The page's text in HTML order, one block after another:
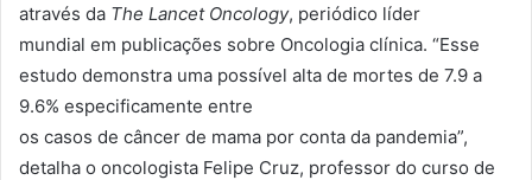
através da The Lancet Oncology, periódico líder
mundial em publicações sobre Oncologia clínica. “Esse
estudo demonstra uma possível alta de mortes de 7.9 a
9.6% especificamente entre
os casos de câncer de mama por conta da pandemia”,
detalha o oncologista Felipe Cruz, professor do curso de